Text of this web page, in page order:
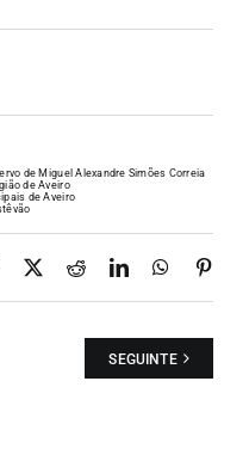
de Miguel Alexandre Simões Correia
de Aveiro
de Aveiro
Facebook
X RedditLinkedIn
SEGUINTE